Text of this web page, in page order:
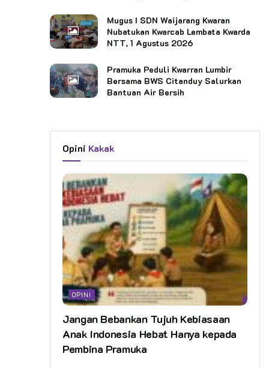
Mugus I SDN Waijarang Kwaran
Nubatukan Kwarcab Lembata Kwarda
NTT, 1 Agustus 2026
Pramuka Peduli Kwarran Lumbir
Bersama BWS Citanduy Salurkan
Bantuan Air Bersih
Opini Kakak
OPINI
Jangan Bebankan Tujuh Kebiasaan
Anak Indonesia Hebat Hanya kepada
Pembina Pramuka